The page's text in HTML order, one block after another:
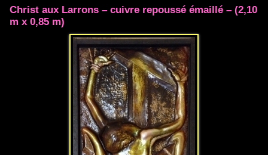
Christ aux Larrons – cuivre repoussé émaillé – (2,10
m x 0,85 m)